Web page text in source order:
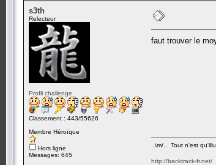
s3th
Relecteur
Profil challenge
Classement : 443/55626
Membre Héroïque
Hors ligne
Messages: 645
faut trouver le
..\m/.. Tout n'est
http://backtrack-fr.net/